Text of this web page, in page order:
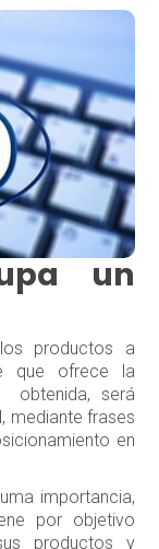
un
productos a
que ofrece la
obtenida, será
mediante frases
en
importancia,
por objetivo
productos y